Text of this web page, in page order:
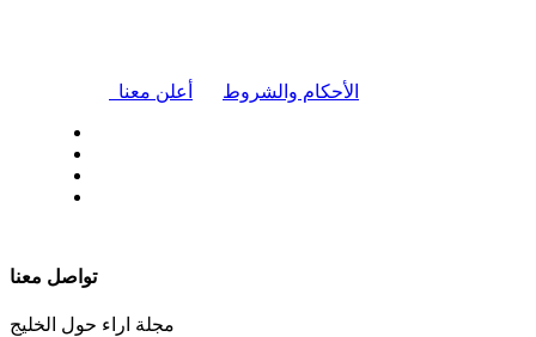
أعلن معنا الأحكام والشروط
تواصل معنا
مجلة اراء حول الخليج